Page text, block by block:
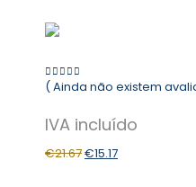
0 out of 5
( Ainda não existem
€21.67€15.17